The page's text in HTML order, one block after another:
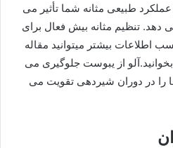
طبیعی مثانه شما تأثیر می
دهد. تنظیم مثانه بیش فعال برای
اطلاعات بیشتر میتوانید مقاله
از یبوست جلوگیری می
را در دوران شیردهی تقویت می